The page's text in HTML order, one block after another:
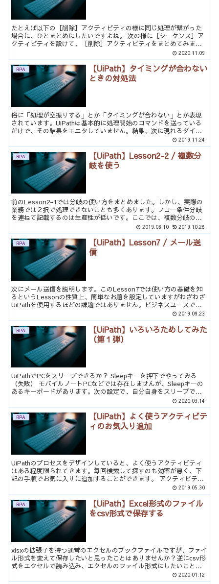
たとえば以下の［削除］アクティビティの様に同じ処理が繋がった
場合に、ひとまとめにしたいですよね。 次の様に［シーケンス］ア
クティビティを設けて、［削除］アクティビティをまとめてみまし
ょう。 方法１：ドラッグによる移動の方法 ［削除］アクティ...
2020.11.09
RPA
【UiPath】タイミングが合わない
ときの対処法
俗に「処理が空振りする」とか「タイミングが合わない」とか表現
されています。UiPathは基本的に処理開始のコマンドを送っている
だけで、その結果をモニタしていません。結果、次に現れるダイア
ログ上の操作を行うコマンドに対して、ダイアログがまだ出...2019.11.24
RPA
【UiPath】Lesson2-2 / 複数分
岐を使う
前のLesson2-1では分岐の使い方をまとめました。しかし、実際の
業務では２択で処理できないことも多くあります。フロー条件分岐
を連ねて記載するのは生産性が低いです。ここでは、複数分岐の方
法を記載します。最初にこのLessonのお題です。 ...
2019.06.10 2019.10.28
RPA
【UiPath】Lesson7 / メール送
信
次にメール送信を説明します。このLesson7では使い方の基礎を知
るというLessonの性質上、簡単なお題を設定していますがわざわざ
UiPathを使用するほどの課題ではありません。ビジネスユースでは
2019.09.23
RPA
【UiPath】いろいろためしてみた
（第１弾）
UiPathでPCをスリープできるか？ Sleepキーを押下でやってみる
（失敗） モバイルノートPCなどでは存在しませんが、Sleepキーの
あるキーボードがあります。次の設定で、自分自身をスリープでき
2020.03.14
RPA
【UiPath】よく使うアクティビテ
ィのお気入り追加
UiPathのプロセスをデザインしていると、よく使うアクティビティ
はある程度限られてきます。毎回検索して探すのも効率が悪く、下
記の手順でお気に入りに追加することができます。 アクティビティ
のお気に入り追加実施を強く勧めます。作業効率が格段に...2019.05.30
RPA
【UiPath】Excel形式のファイル
をcsv形式で保存する
xlsxの拡張子を持つ通常のエクセルのブックファイルですが、ファイ
ル形式を変えて保存したいと思ったことはありませんか？逆にcsv形
式をエクセルで読み込み、エクセルのファイル形式にしたいことも
2020.01.12